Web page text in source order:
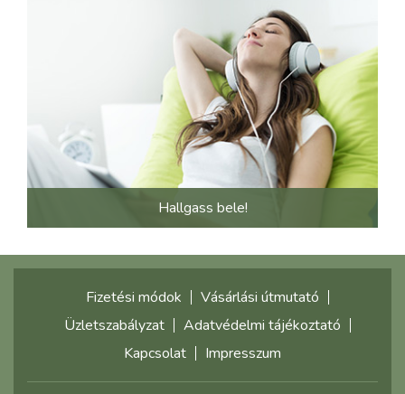
Hallgass bele!
Fizetési módok
Vásárlási útmutató
Üzletszabályzat
Adatvédelmi tájékoztató
Kapcsolat
Impresszum